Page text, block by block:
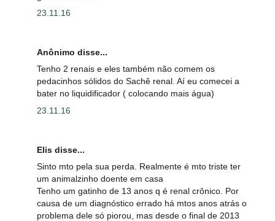
23.11.16
Anônimo disse...
Tenho 2 renais e eles também não comem os
pedacinhos sólidos do Sachê renal. Aí eu comecei a
bater no liquidificador ( colocando mais água)
23.11.16
Elis disse...
Sinto mto pela sua perda. Realmente é mto triste ter
um animalzinho doente em casa
Tenho um gatinho de 13 anos q é renal crônico. Por
causa de um diagnóstico errado há mtos anos atrás o
problema dele só piorou, mas desde o final de 2013